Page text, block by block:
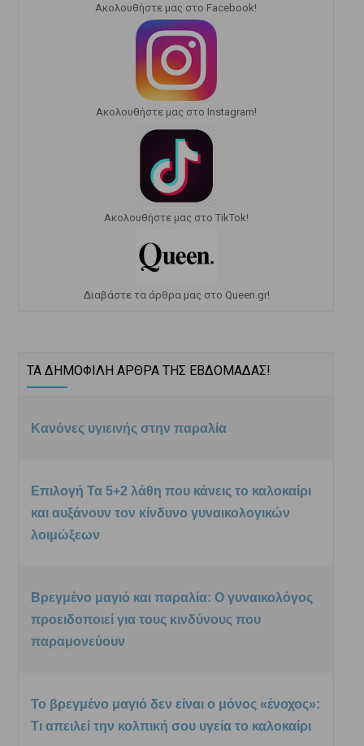
Ακολουθήστε μας στο Facebook!
Ακολουθήστε μας στο Instagram!
Ακολουθήστε μας στο TikTok!
Διαβάστε τα άρθρα μας στο Queen.gr!
ΤΑ ΔΗΜΟΦΙΛΗ ΑΡΘΡΑ ΤΗΣ ΕΒΔΟΜΑΔΑΣ!
Κανόνες υγιεινής στην παραλία
Επιλογή Τα 5+2 λάθη που κάνεις το καλοκαίρι
και αυξάνουν τον κίνδυνο γυναικολογικών
λοιμώξεων
Βρεγμένο μαγιό και παραλία: Ο γυναικολόγος
προειδοποιεί για τους κινδύνους που
παραμονεύουν
Το βρεγμένο μαγιό δεν είναι ο μόνος «ένοχος»:
Τι απειλεί την κολπική σου υγεία το καλοκαίρι